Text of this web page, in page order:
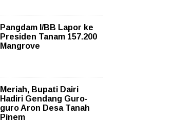
Pangdam I/BB Lapor ke
Presiden Tanam 157.200
Mangrove
Meriah, Bupati Dairi
Hadiri Gendang Guro-
guro Aron Desa Tanah
Pinem